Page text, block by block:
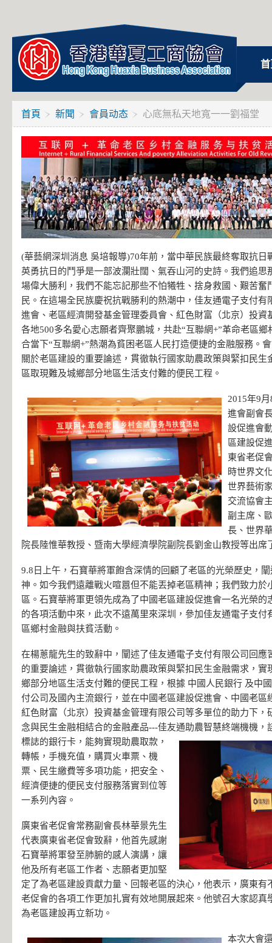
首
首頁 新聞 會員动态 心底無私天地寬一一劉福堂
(華藝網深圳消息 吳培報導)70年前，當中華民族最終奪取抗日
英勇抗日的鬥爭是一部波瀾壯闊、氣吞山河的史詩。我們追思
場偉大勝利，我們不能忘記那些不怕犧牲、捨身救國、艱苦奮
民。在這場全民族慶祝抗戰勝利的熱潮中，佳友通電子支付有
進會、老區經濟開發基金管理委員會、紅色財富（北京）投資
各地500多名愛心志願者齊聚鵬城，共赴“互聯網+”革命老區
合當下“互聯網+”熱潮為貧困老區人民打造便捷的金融服務。
關於老區建設的重要論述，貫徹執行國家助農政策與緊扣民生
區取現難及城鄉部分地區生活支付難的便民工程。
2015年9
進會副會
設促進會
區建設促
東省老促
時世界文
世界藝術
交流協會
副主席、
長、世界
院長陸惟華教授、暨南大學經濟學院副院長劉金山教授等出席
9.8日上午，石寶華將軍飽含深情的回顧了老區的光榮歷史，
神。如今我們遠離戰火喧囂但不能丟掉老區精神；我們致力於
區。石寶華將軍更領先成為了中國老區建設促進會一名光榮的
的各項活動中來，此次不遠萬里來深圳，參加佳友通電子支付
區鄉村金融與扶貧活動。
在楊蔥龍先生的致辭中，闡述了佳友通電子支付有限公司回應
的重要論述，貫徹執行國家助農政策與緊扣民生金融需求，實
鄉部分地區生活支付難的便民工程，根據 中國人民銀行 及中
付公司及國內主流銀行，並在中國老區建設促進會、中國老區
紅色財富（北京）投資基金管理有限公司等多單位的助力下，
念與民生金融相結合的金融產品---佳友通助農智慧終端機機，
標誌的銀行卡，能夠實現助農取款，
轉帳，手機充值，購買火車票、機
票、民生繳費等多項功能，把安全、
經濟便捷的便民支付服務落實到位等
一系列內容。
廣東省老促會常務副會長林華景先生
代表廣東省老促會致辭，他首先感謝
石寶華將軍發至肺腑的感人演講，讓
他及所有老區工作者、志願者更加堅
定了為老區建設貢獻力量、回報老區的決心，他表示，廣東有
老促會的各項工作更加扎實有效地開展起來。他號召大家認真
為老區建設再立新功。
本次大會